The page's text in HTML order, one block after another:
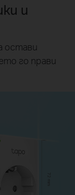
и
остави
го прави